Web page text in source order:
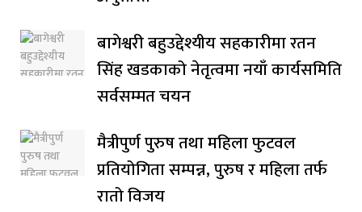
बागेश्वरी बहुउद्देश्यीय सहकारीमा रतन
सिंह खडकाको नेतृत्वमा नयाँ कार्यसमिति
सर्वसम्मत चयन
मैत्रीपुर्ण पुरुष तथा महिला फुटवल
प्रतियोगिता सम्पन्न, पुरुष र महिला तर्फ
रातो विजय